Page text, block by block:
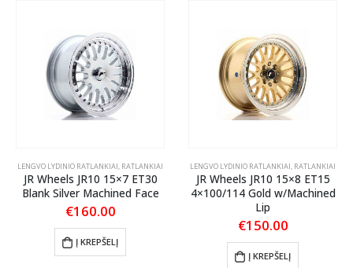
LENGVO LYDINIO RATLANKIAI, RATLANKIAI
JR Wheels JR10 15×7 ET30
Blank Silver Machined Face
€160.00
Į KREPŠELĮ
LENGVO LYDINIO RATLANKIAI, RATLANKIAI
JR Wheels JR10 15×8 ET15
4×100/114 Gold w/Machined
Lip
€150.00
Į KREPŠELĮ